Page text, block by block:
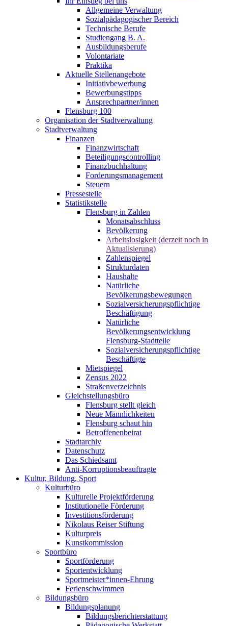
Allgemeine Verwaltung
Sozialpädagogischer Bereich
Technische Berufe
Studiengang B. A.
Ausbildungsberufe
Volontariate
Praktika
Aktuelle Stellenangebote
Initiativbewerbung
Bewerbungstipps
Ansprechpartner/innen
Flensburg 100
Organisation der Stadtverwaltung
Stadtverwaltung
Finanzen
Finanzwirtschaft
Beteiligungscontrolling
Finanzbuchhaltung
Forderungsmanagement
Steuern
Pressestelle
Statistikstelle
Flensburg in Zahlen
Monatsabschluss
Bevölkerung
Arbeitslosigkeit (derzeit noch in
Aktualisierung)
Zahlenspiegel
Strukturdaten
Haushalte
Natürliche
Bevölkerungsbewegungen
Sozialversicherungspflichtige
Beschäftigung
Natürliche
Bevölkerungsentwicklung
Flensburg-Stadtteile
Sozialversicherungspflichtige
Beschäftigte
Mietspiegel
Zensus 2022
Straßenverzeichnis
Gleichstellungsbüro
Flensburg stellt gleich
Neue Männlichkeiten
Flensburg schaut hin
Betroffenenbeirat
Stadtarchiv
Datenschutz
Das Schiedsamt
Anti-Korruptionsbeauftragte
Kultur, Bildung, Sport
Kulturbüro
Kulturelle Projektförderung
Institutionelle Förderung
Investitionsförderung
Nikolaus Reiser Stiftung
Kulturpreis
Kunstkommission
Sportbüro
Sportförderung
Sportentwicklung
Sportmeister*innen-Ehrung
Ferienschwimmen
Bildungsbüro
Bildungsplanung
Bildungsberichterstattung